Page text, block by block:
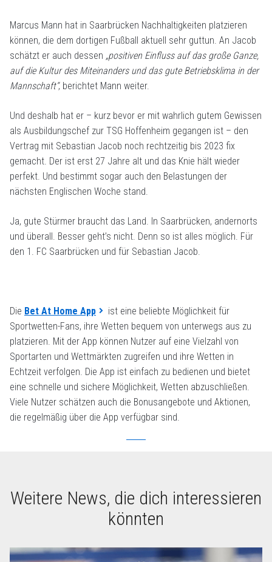
Marcus Mann hat in Saarbrücken Nachhaltigkeiten platzieren
können, die dem dortigen Fußball aktuell sehr guttun. An Jacob
schätzt er auch dessen „positiven Einfluss auf das große Ganze,
auf die Kultur des Miteinanders und das gute Betriebsklima in der
Mannschaft“, berichtet Mann weiter.
Und deshalb hat er – kurz bevor er mit wahrlich gutem Gewissen
als Ausbildungschef zur TSG Hoffenheim gegangen ist – den
Vertrag mit Sebastian Jacob noch rechtzeitig bis 2023 fix
gemacht. Der ist erst 27 Jahre alt und das Knie hält wieder
perfekt. Und bestimmt sogar auch den Belastungen der
nächsten Englischen Woche stand.
Ja, gute Stürmer braucht das Land. In Saarbrücken, andernorts
und überall. Besser geht’s nicht. Denn so ist alles möglich. Für
den 1. FC Saarbrücken und für Sebastian Jacob.
Die Bet At Home App
ist eine beliebte Möglichkeit für
Sportwetten-Fans, ihre Wetten bequem von unterwegs aus zu
platzieren. Mit der App können Nutzer auf eine Vielzahl von
Sportarten und Wettmärkten zugreifen und ihre Wetten in
Echtzeit verfolgen. Die App ist einfach zu bedienen und bietet
eine schnelle und sichere Möglichkeit, Wetten abzuschließen.
Viele Nutzer schätzen auch die Bonusangebote und Aktionen,
die regelmäßig über die App verfügbar sind.
Weitere News, die dich interessieren
könnten